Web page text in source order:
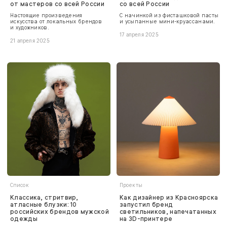
от мастеров со всей России
Настоящие произведения
искусства от локальных брендов
и художников.
21 апреля 2025
со всей России
С начинкой из фисташковой пасты
и усыпанные мини-круассанами.
17 апреля 2025
Список
Классика, стритвир,
атласные блузки: 10
российских брендов мужской
одежды
Проекты
Как дизайнер из Красноярска
запустил бренд
светильников, напечатанных
на 3D-принтере